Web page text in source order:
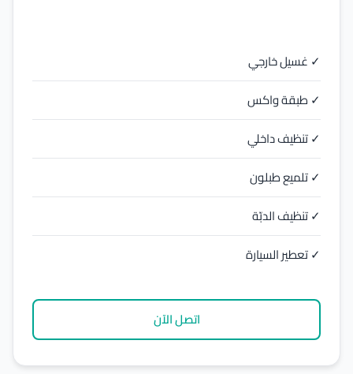
✓ غسيل خارجي
✓ طبقة واكس
✓ تنظيف داخلي
✓ تلميع طبلون
✓ تنظيف الدبّة
✓ تعطير السيارة
اتصل الآن